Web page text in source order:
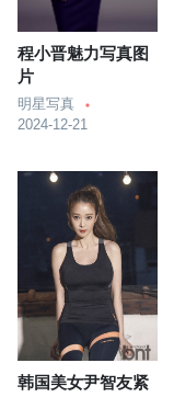
程小晋魅力写真图
片
明星写真
2024-12-21
韩国美女尹智友紧